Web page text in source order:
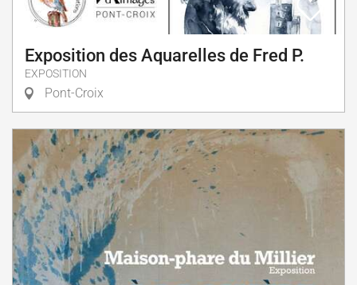
Exposition des Aquarelles de Fred P.
EXPOSITION
Pont-Croix